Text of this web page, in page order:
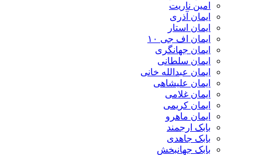
امین ناریت
ایمان آذری
ایمان استار
ایمان اف جی ۱۰
ایمان جهانگری
ایمان سلطانی
ایمان عبدالله خانی
ایمان علیشاهی
ایمان غلامی
ایمان کریمی
ایمان ماهرو
بابک ارجمند
بابک جاهدی
بابک جهانبخش